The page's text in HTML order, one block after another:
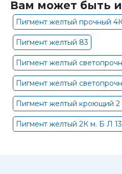
Вам может быть
Пигмент желтый прочный
Пигмент желтый 83
Пигмент желтый
Пигмент желтый
Пигмент желтый кроющий 2
Пигмент желтый 2К м. Б Л